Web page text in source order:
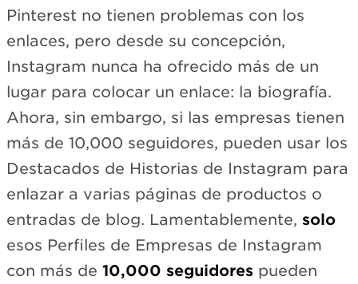
Pinterest no tienen problemas con los
enlaces, pero desde su concepción,
Instagram nunca ha ofrecido más de un
lugar para colocar un enlace: la biografía.
Ahora, sin embargo, si las empresas tienen
más de 10,000 seguidores, pueden usar los
Destacados de Historias de Instagram para
enlazar a varias páginas de productos o
entradas de blog. Lamentablemente, solo
esos Perfiles de Empresas de Instagram
con más de 10,000 seguidores pueden